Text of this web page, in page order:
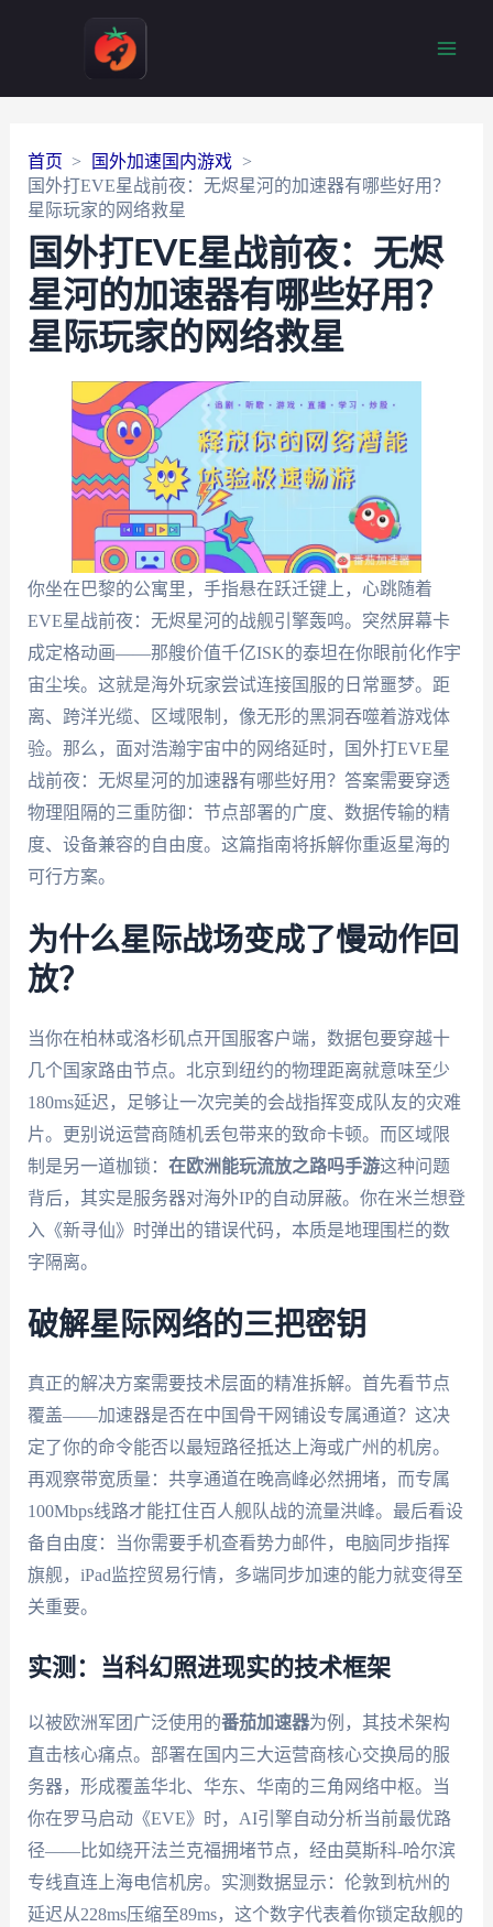
首页
国外加速国内游戏
国外打EVE星战前夜：无烬星河的加速器有哪些好用？
星际玩家的网络救星
国外打EVE星战前夜：无烬
星河的加速器有哪些好用？
星际玩家的网络救星
你坐在巴黎的公寓里，手指悬在跃迁键上，心跳随着
EVE星战前夜：无烬星河的战舰引擎轰鸣。突然屏幕卡
成定格动画——那艘价值千亿ISK的泰坦在你眼前化作宇
宙尘埃。这就是海外玩家尝试连接国服的日常噩梦。距
离、跨洋光缆、区域限制，像无形的黑洞吞噬着游戏体
验。那么，面对浩瀚宇宙中的网络延时，国外打EVE星
战前夜：无烬星河的加速器有哪些好用？答案需要穿透
物理阻隔的三重防御：节点部署的广度、数据传输的精
度、设备兼容的自由度。这篇指南将拆解你重返星海的
可行方案。
为什么星际战场变成了慢动作回
放？
当你在柏林或洛杉矶点开国服客户端，数据包要穿越十
几个国家路由节点。北京到纽约的物理距离就意味至少
180ms延迟，足够让一次完美的会战指挥变成队友的灾难
片。更别说运营商随机丢包带来的致命卡顿。而区域限
制是另一道枷锁： 在欧洲能玩流放之路吗手游这种问题
背后，其实是服务器对海外IP的自动屏蔽。你在米兰想登
入《新寻仙》时弹出的错误代码，本质是地理围栏的数
字隔离。
破解星际网络的三把密钥
真正的解决方案需要技术层面的精准拆解。首先看节点
覆盖——加速器是否在中国骨干网铺设专属通道？这决
定了你的命令能否以最短路径抵达上海或广州的机房。
再观察带宽质量：共享通道在晚高峰必然拥堵，而专属
100Mbps线路才能扛住百人舰队战的流量洪峰。最后看设
备自由度：当你需要手机查看势力邮件，电脑同步指挥
旗舰，iPad监控贸易行情，多端同步加速的能力就变得至
关重要。
实测：当科幻照进现实的技术框架
以被欧洲军团广泛使用的番茄加速器为例，其技术架构
直击核心痛点。部署在国内三大运营商核心交换局的服
务器，形成覆盖华北、华东、华南的三角网络中枢。当
你在罗马启动《EVE》时，AI引擎自动分析当前最优路
径——比如绕开法兰克福拥堵节点，经由莫斯科-哈尔滨
专线直连上海电信机房。实测数据显示：伦敦到杭州的
延迟从228ms压缩至89ms，这个数字代表着你锁定敌舰的